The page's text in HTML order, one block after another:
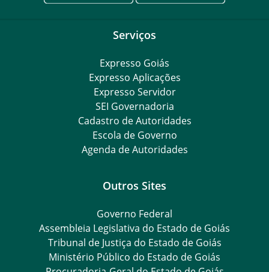
Serviços
Expresso Goiás
Expresso Aplicações
Expresso Servidor
SEI Governadoria
Cadastro de Autoridades
Escola de Governo
Agenda de Autoridades
Outros Sites
Governo Federal
Assembleia Legislativa do Estado de Goiás
Tribunal de Justiça do Estado de Goiás
Ministério Público do Estado de Goiás